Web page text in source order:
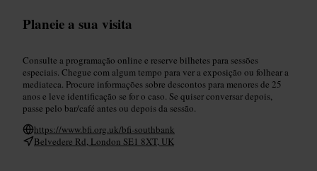
Planeie a sua visita
Consulte a programação online e reserve bilhetes para sessões
especiais. Chegue com algum tempo para ver a exposição ou folhear a
mediateca. Procure informações sobre descontos para menores de 25
anos e leve identificação se for o caso. Se quiser conversar depois,
passe pelo bar/café antes ou depois da sessão.
https://www.bfi.org.uk/bfi-southbank
Belvedere Rd, London SE1 8XT, UK